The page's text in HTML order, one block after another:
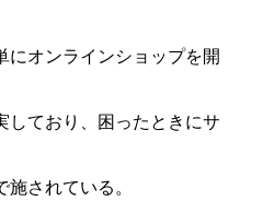
にオンラインショップを開
しており、困ったときにサ
されている。